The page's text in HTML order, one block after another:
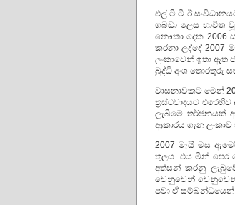
එල් ටී ටී ඊ
ගබඩා ලෙස භාවිත
නෞකා දෙක 2006
කරනා ලද්දේ 2007
ලංකාවෙන් ඉතා ඈත
බුද්ධි අංශ තොරතුරු
වාසනාවකට මෙන්
ත්‍රස්ථවාදයට
ලැබීමේ තර්ජනයක්
ආකාරය ගැන
2007 මැයි මස
තුලය. එය මින් පෙර
අත්සන් කරනු
වෙනුවෙන්
පවා ඒ සම්බන්ධයෙන්